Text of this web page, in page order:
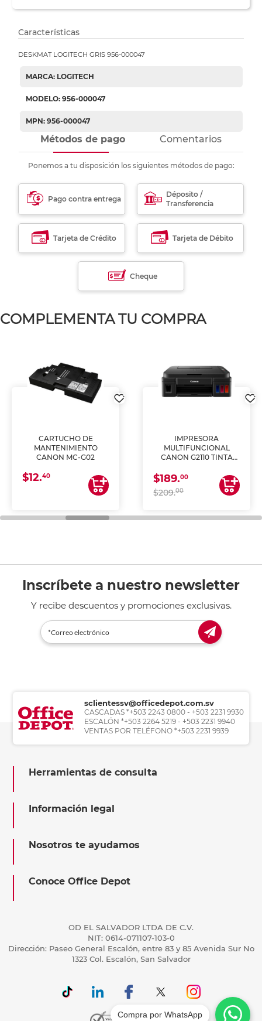
Características
DESKMAT LOGITECH GRIS 956-000047
MARCA: LOGITECH
MODELO: 956-000047
MPN: 956-000047
Métodos de pago Comentarios
Ponemos a tu disposición los siguientes métodos de pago:
Pago contra entrega
Déposito /
Transferencia
Tarjeta de Crédito Tarjeta de Débito
Cheque
COMPLEMENTA TU COMPRA
CARTUCHO DE
MANTENIMIENTO
CANON MC-G02
$12.40
IMPRESORA
MULTIFUNCIONAL
CANON G2110 TINTA
$189.00
$209.00
Inscríbete a nuestro newsletter
Y recibe descuentos y promociones exclusivas.
sclientessv@officedepot.com.sv
CASCADAS *+503 2243 0800 - +503 2231 9930
ESCALÓN *+503 2264 5219 - +503 2231 9940
VENTAS POR TELÉFONO *+503 2231 9939
Herramientas de consulta
Información legal
Nosotros te ayudamos
Conoce Office Depot
OD EL SALVADOR LTDA DE C.V.
NIT: 0614-071107-103-0
Dirección: Paseo General Escalón, entre 83 y 85 Avenida Sur No
1323 Col. Escalón, San Salvador
Compra por WhatsApp